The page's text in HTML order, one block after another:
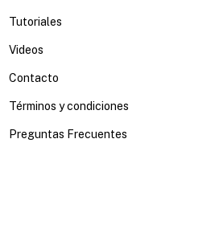
Tutoriales
Videos
Contacto
Términos y condiciones
Preguntas Frecuentes